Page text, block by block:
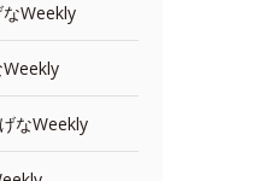
Weekly
なWeekly